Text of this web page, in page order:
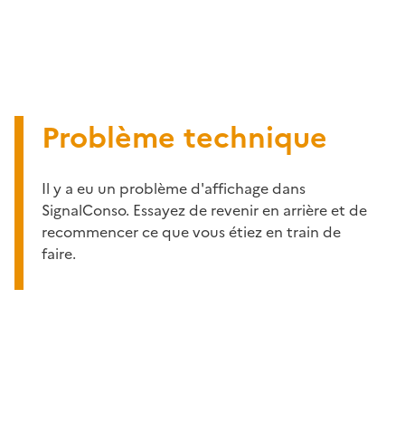
Problème technique
Il y a eu un problème d'affichage dans
SignalConso. Essayez de revenir en arrière et de
recommencer ce que vous étiez en train de
faire.